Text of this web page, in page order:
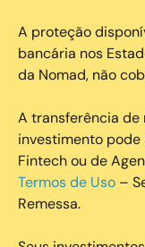
A proteção
bancária nos
da Nomad, não
A transferência de
investimento pode
Fintech ou de
Termos de Uso –
Remessa.